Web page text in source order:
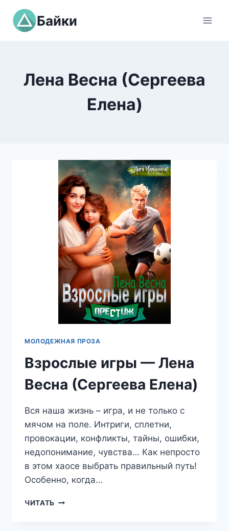
Перейти
содержимому
Байки
Лена Весна (Сергеева
Елена)
МОЛОДЕЖНАЯ ПРОЗА
Взрослые игры — Лена
Весна (Сергеева Елена)
Вся наша жизнь – игра, и не только с
мячом на поле. Интриги, сплетни,
провокации, конфликты, тайны, ошибки,
недопонимание, чувства… Как непросто
в этом хаосе выбрать правильный путь!
Особенно, когда…
ЧИТАТЬ ВЗРОСЛЫЕ